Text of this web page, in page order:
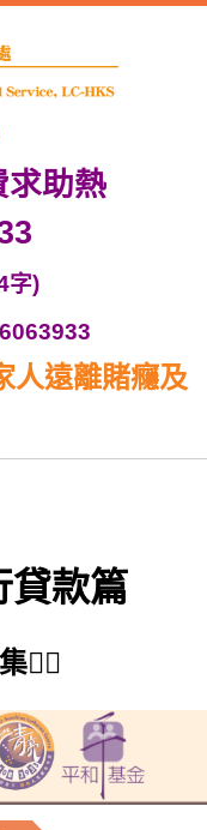
求助熱
字)
人遠離賭癮及
貸款篇
👈🏻